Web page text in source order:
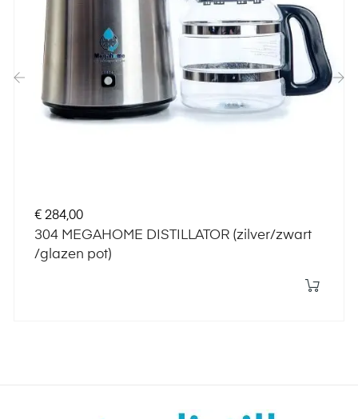
Prijs
€ 284,00
304 MEGAHOME DISTILLATOR (zilver/zwart
/glazen pot)